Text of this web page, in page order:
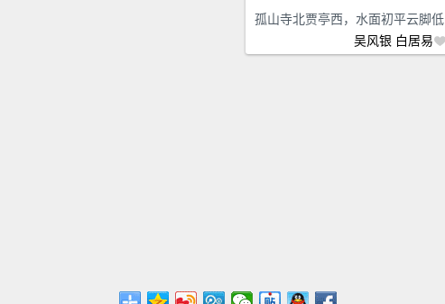
孤山寺北贾亭西，水面初平云脚低
吴风银 白居易